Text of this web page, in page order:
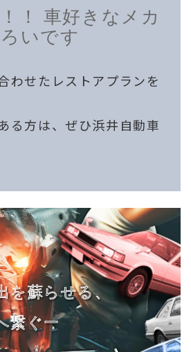
！ 車好きなメカ
いです
わせたレストアプランを
る方は、ぜひ浜井自動車
を蘇らせる、
繋ぐー